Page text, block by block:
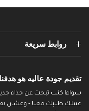
روابط سريعة
تقديم جودة عاليه هو هدفنا
سواءا كنت تبحث عن حذاء
عملك طلبك معنا - وعشان